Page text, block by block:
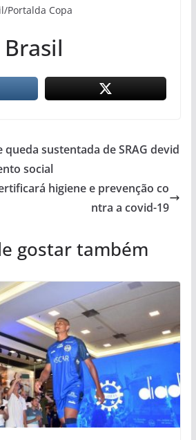
Portalda Copa
sustentada de SRAG devid
social
higiene e prevenção co
ntra a covid-19
gostar também